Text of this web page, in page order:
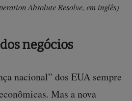
Absolute Resolve, em inglês)
negócios
nacional” dos EUA sempre
Mas a nova